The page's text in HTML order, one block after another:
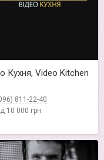
Кухня, Video Kitchen
811-22-40
10 000 грн.